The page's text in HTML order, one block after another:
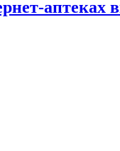
аптеках